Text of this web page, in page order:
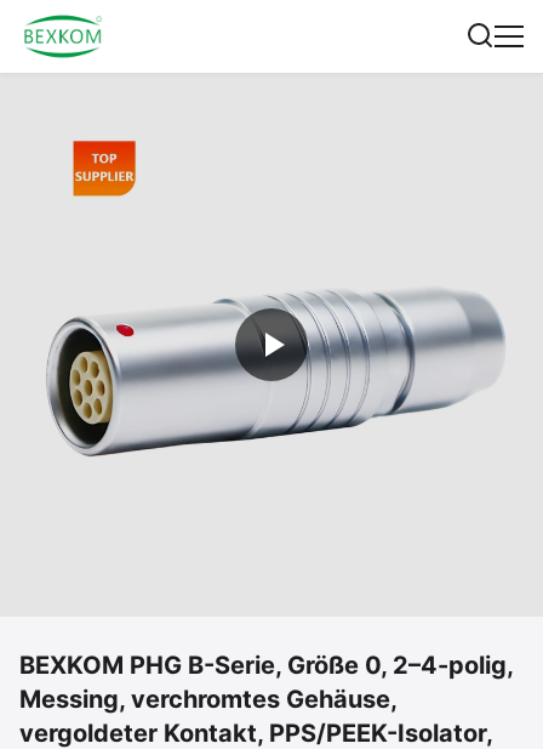
BEXKOM PHG B-Serie, Größe 0, 2–4-polig,
Messing, verchromtes Gehäuse,
vergoldeter Kontakt, PPS/PEEK-Isolator,